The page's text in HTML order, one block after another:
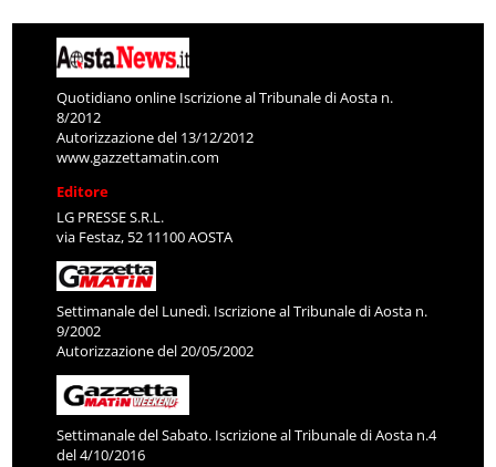
Quotidiano online Iscrizione al Tribunale di Aosta n.
8/2012
Autorizzazione del 13/12/2012
www.gazzettamatin.com
Editore
LG PRESSE S.R.L.
via Festaz, 52 11100 AOSTA
Settimanale del Lunedì. Iscrizione al Tribunale di Aosta n.
9/2002
Autorizzazione del 20/05/2002
Settimanale del Sabato. Iscrizione al Tribunale di Aosta n.4
del 4/10/2016